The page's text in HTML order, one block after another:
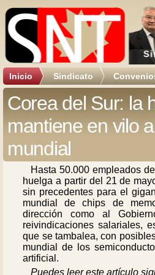
Inicio Sindicato
Corea del Sur: la
mantiene en vilo
mundial
Hasta 50.000 empleados
huelga a partir del 21 de
sin precedentes para el
mundial de chips de
dirección como al
reivindicaciones salariales,
que se tambalea, con
mundial de los
artificial.
Puedes leer este artículo